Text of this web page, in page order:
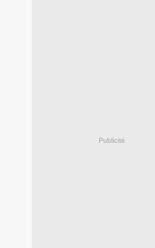
Publicité